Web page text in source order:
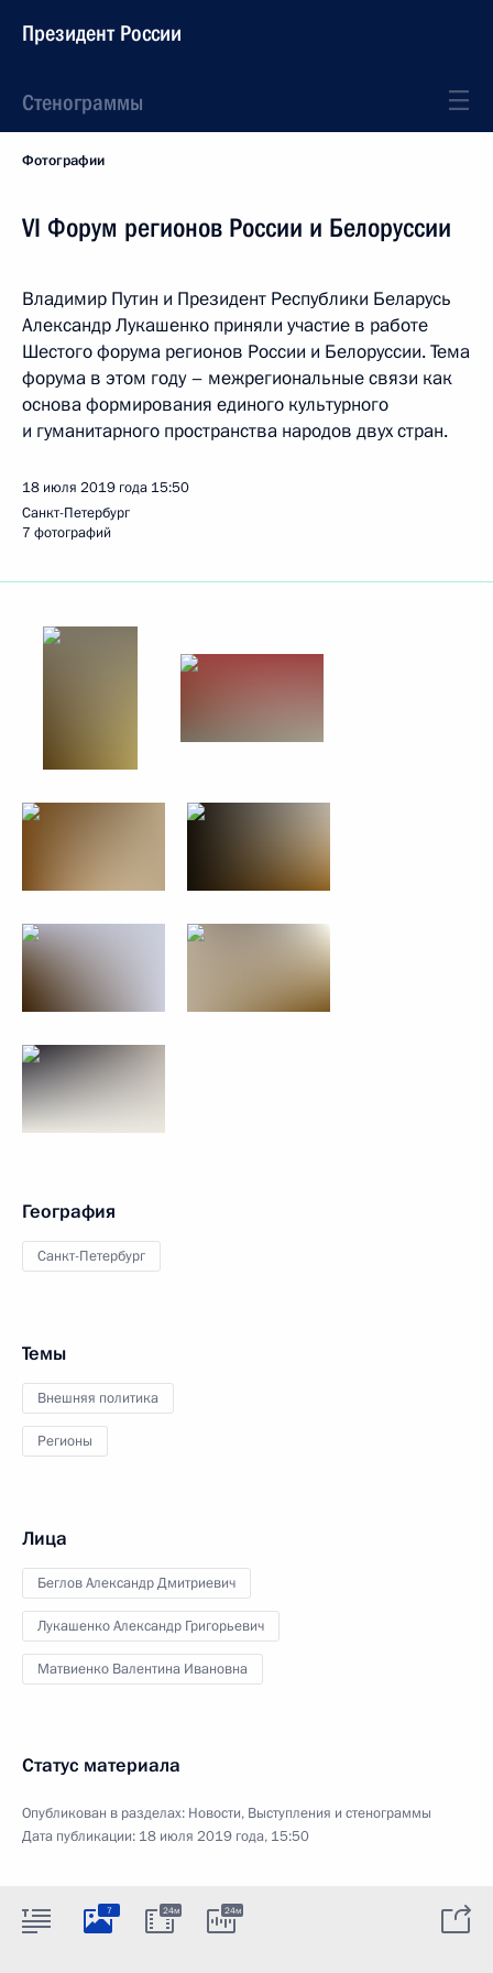
Президент России
Стенограммы
Фотографии
VI Форум регионов России и Белоруссии
Владимир Путин и Президент Республики Беларусь
Александр Лукашенко приняли участие в работе
Шестого форума регионов России и Белоруссии. Тема
форума в этом году – межрегиональные связи как
основа формирования единого культурного
и гуманитарного пространства народов двух стран.
18 июля 2019 года 15:50
Санкт-Петербург
7 фотографий
География
Санкт-Петербург
Темы
Внешняя политика
Регионы
Лица
Беглов Александр Дмитриевич
Лукашенко Александр Григорьевич
Матвиенко Валентина Ивановна
Статус материала
Опубликован в разделах: Новости, Выступления и стенограммы
Дата публикации: 18 июля 2019 года, 15:50
7 24м 24м